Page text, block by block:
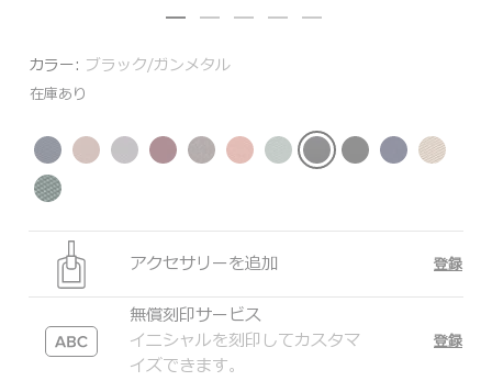
カラー: ブラック/ガンメタル
在庫あり
アクセサリーを追加 登録
無償刻印サービス
イニシャルを刻印してカスタマ
イズできます。
登録